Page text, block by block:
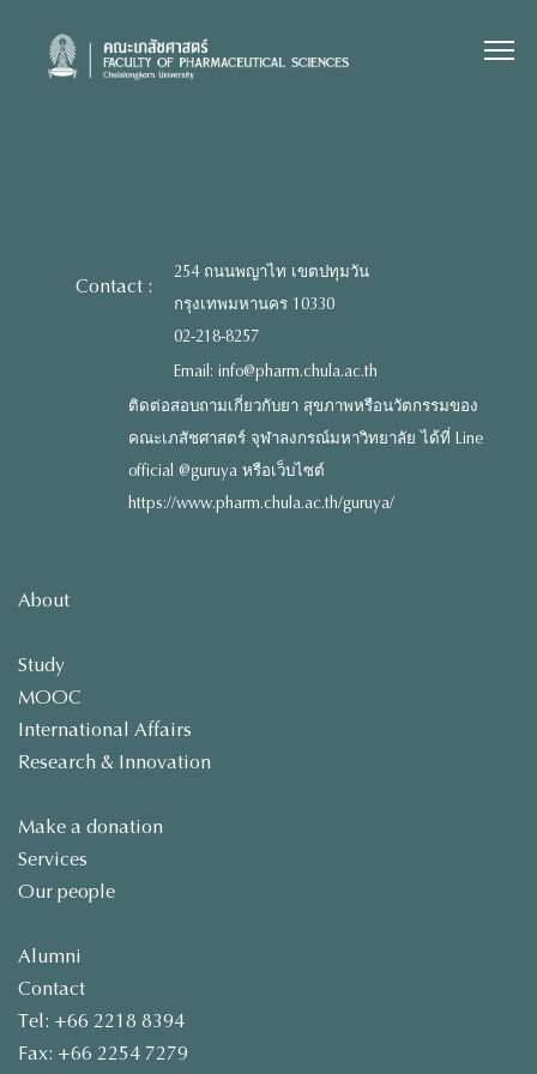
content
Contact :
254 ถนนพญาไท เขตปทุมวัน
กรุงเทพมหานคร 10330
02-218-8257
Email: info@pharm.chula.ac.th
ติดต่อสอบถามเกี่ยวกับยา สุขภาพหรือนวัตกรรมของ
คณะเภสัชศาสตร์ จุฬาลงกรณ์มหาวิทยาลัย ได้ที่ Line
official @guruya หรือเว็บไซต์
https://www.pharm.chula.ac.th/guruya/
About
Study
MOOC
International Affairs
Research & Innovation
Make a donation
Services
Our people
Alumni
Contact
Tel: +66 2218 8394
Fax: +66 2254 7279